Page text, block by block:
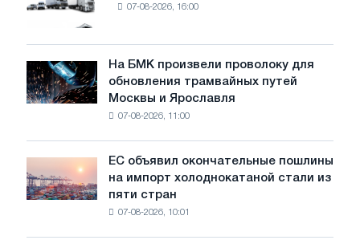
достижения
целей
обезуглероживания
новых
грузовиков
в
июле
07-08-2026, 16:00
На
БМК
произвели
трамвайных
путей
Москвы
Ярославля
На БМК произвели проволоку для
обновления трамвайных путей
Москвы и Ярославля
07-08-2026, 11:00
объявил
окончательные
ЕС объявил окончательные пошлины
на импорт холоднокатаной стали из
пяти стран
07-08-2026, 10:01